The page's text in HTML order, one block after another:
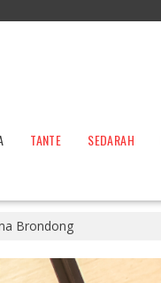
TANTE SEDARAH
Brondong